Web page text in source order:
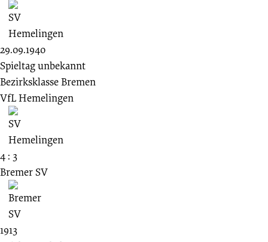
29.09.1940
Spieltag unbekannt
Bezirksklasse Bremen
VfL Hemelingen
4 : 3
Bremer SV
1913